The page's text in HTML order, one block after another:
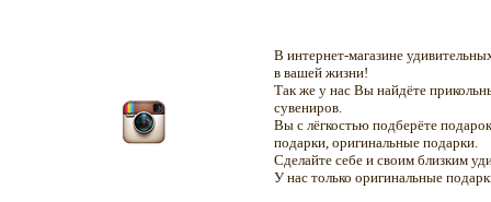
В интернет-магазине
в вашей жизни!
Так же у нас Вы найдёте
сувениров.
Вы с лёгкостью подберёте
подарки, оригинальные подарки.
Сделайте себе и своим близким
У нас только оригинальные